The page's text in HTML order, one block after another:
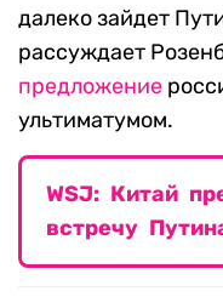
далеко зайдет
рассуждает
предложение
ультиматумом.
WSJ: Китай
встречу